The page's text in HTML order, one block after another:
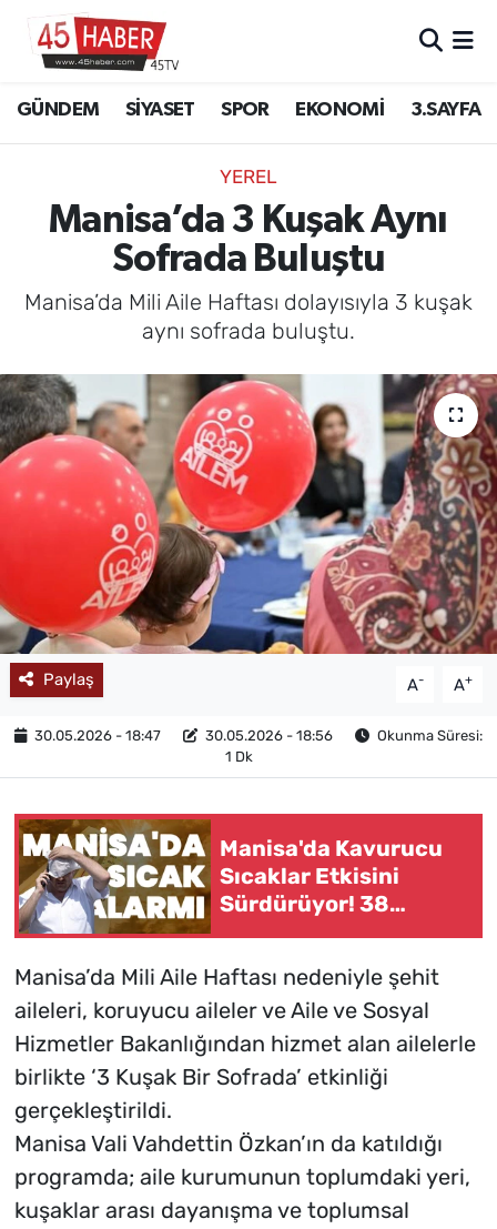
GÜNDEM SİYASET SPOR EKONOMİ 3.SAYFA
YEREL
Manisa’da 3 Kuşak Aynı
Sofrada Buluştu
Manisa’da Mili Aile Haftası dolayısıyla 3 kuşak
aynı sofrada buluştu.
Paylaş A- A+
30.05.2026 - 18:47 30.05.2026 - 18:56
Okunma Süresi:
1 Dk
Manisa'da Kavurucu
Sıcaklar Etkisini
Sürdürüyor! 38
Derece Uyarısı
Manisa’da Mili Aile Haftası nedeniyle şehit
aileleri, koruyucu aileler ve Aile ve Sosyal
Hizmetler Bakanlığından hizmet alan ailelerle
birlikte ‘3 Kuşak Bir Sofrada’ etkinliği
gerçekleştirildi.
Manisa Vali Vahdettin Özkan’ın da katıldığı
programda; aile kurumunun toplumdaki yeri,
kuşaklar arası dayanışma ve toplumsal
SİYASET
EKONOMİ
3.SAYFA
SAĞLIK
YAŞAM
MAGAZİN
Manisa Hava Durumu
Manisa Namaz Vakitleri
Manisa Trafik Yoğunluk Haritası
Süper Lig Puan Durumu ve Fikstür
Son Dakika Haberleri
Haber Arşivi